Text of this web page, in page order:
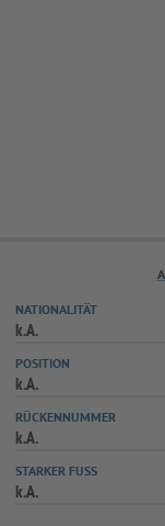
NATIONALITÄT
k.A.
POSITION
k.A.
RÜCKENNUMMER
k.A.
STARKER FUSS
k.A.